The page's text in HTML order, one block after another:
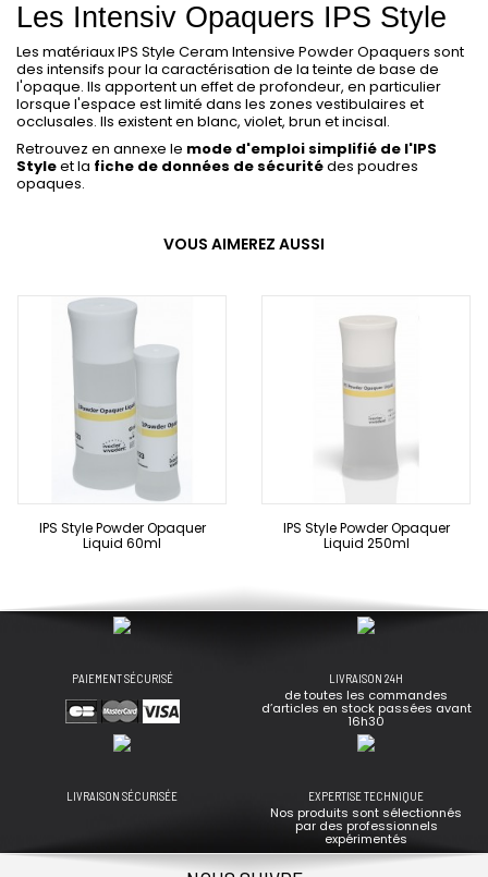
Les Intensiv Opaquers IPS Style
Les matériaux IPS Style Ceram Intensive Powder Opaquers sont
des intensifs pour la caractérisation de la teinte de base de
l'opaque. Ils apportent un effet de profondeur, en particulier
lorsque l'espace est limité dans les zones vestibulaires et
occlusales. Ils existent en blanc, violet, brun et incisal.
Retrouvez en annexe le mode d'emploi simplifié de l'IPS
Styleet la fiche de données de sécuritédes poudres
opaques.
VOUS AIMEREZ AUSSI
IPS Style Powder Opaquer
Liquid 60ml
IPS Style Powder Opaquer
Liquid 250ml
PAIEMENT SÉCURISÉ LIVRAISON 24H
de toutes les commandes
d’articles en stock passées avant
16h30
LIVRAISON SÉCURISÉE EXPERTISE TECHNIQUE
Nos produits sont sélectionnés
par des professionnels
expérimentés